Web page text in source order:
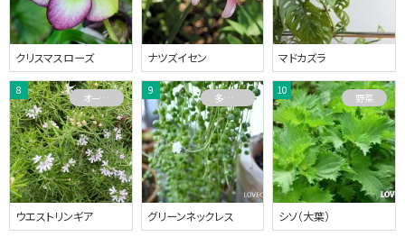
クリスマスローズ ナツズイセン マドカズラ
ウエストリンギア
オーストラリアプランツ
グリーンネックレス
多肉植物
シソ（大葉）
野菜